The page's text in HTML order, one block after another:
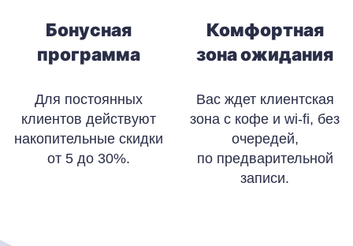
Бонусная
программа
Для постоянных
клиентов действуют
накопительные скидки
от 5 до 30%.
Комфортная
зона ожидания
Вас ждет клиентская
зона с кофе и wi-fi, без
очередей,
по предварительной
записи.